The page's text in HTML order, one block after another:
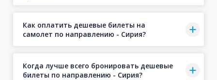
Как оплатить дешевые билеты на
самолет по направлению - Сирия?
Когда лучше всего бронировать дешевые
билеты по направлению - Сирия?